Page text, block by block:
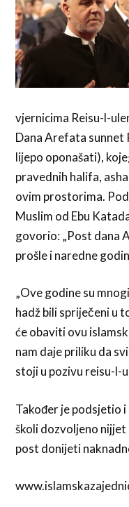
vjernicima Reisu-l-
Dana Arefata sunnet
lijepo oponašati),
pravednih halifa,
ovim prostorima.
Muslim od Ebu
govorio: „Post dana
prošle i naredne
„Ove godine su
hadž bili spriječeni u
će obaviti ovu
nam daje priliku da
stoji u pozivu reisu-l-
Također je podsjetio
školi dozvoljeno
post donijeti